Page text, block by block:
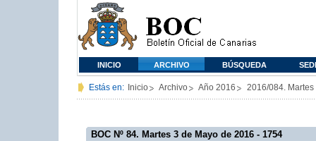
INICIO ARCHIVO BÚSQUEDA
Estás en: Inicio Archivo Año 2016 2016/084.
BOC Nº 84. Martes 3 de Mayo de 2016 - 1754